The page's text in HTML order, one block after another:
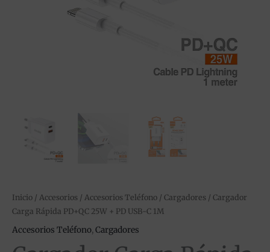
Inicio / Accesorios / Accesorios Teléfono / Cargadores / Cargador
Carga Rápida PD+QC 25W + PD USB-C 1M
Accesorios Teléfono,Cargadores